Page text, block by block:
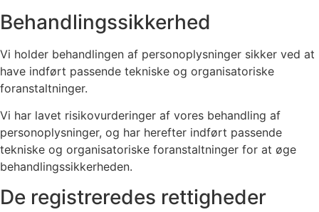
Behandlingssikkerhed
Vi holder behandlingen af personoplysninger sikker ved at
have indført passende tekniske og organisatoriske
foranstaltninger.
Vi har lavet risikovurderinger af vores behandling af
personoplysninger, og har herefter indført passende
tekniske og organisatoriske foranstaltninger for at øge
behandlingssikkerheden.
De registreredes rettigheder